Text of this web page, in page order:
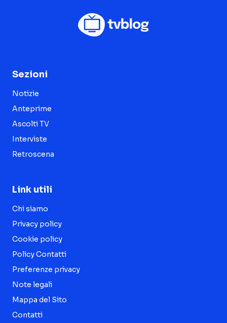
Sezioni
Notizie
Anteprime
Ascolti TV
Interviste
Retroscena
Link utili
Chi siamo
Privacy policy
Cookie policy
Policy Contatti
Preferenze privacy
Note legali
Mappa del Sito
Contatti